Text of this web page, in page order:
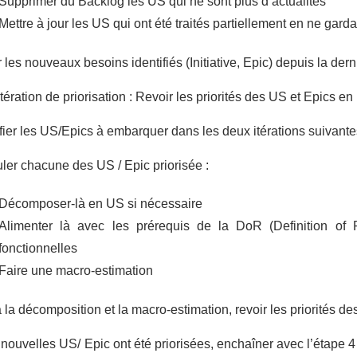
à jour les US qui ont été traités partiellement en ne
les nouveaux besoins identifiés (Initiative, Epic) depuis la
de priorisation : Revoir les priorités des US et Epics
les US/Epics à embarquer dans les deux itérations
chacune des US / Epic priorisée :
là en US si nécessaire
là avec les prérequis de la DoR (Definition of
une macro-estimation
la décomposition et la macro-estimation, revoir les priorités
US/ Epic ont été priorisées, enchaîner avec l’étape